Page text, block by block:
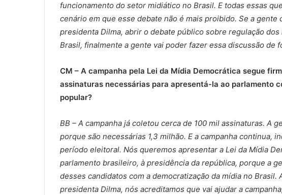
funcionamento do setor midiático no Brasil. E todas essas
cenário em que esse debate não é mais proibido. Se a
presidenta Dilma, abrir o debate público sobre regulação
Brasil, finalmente a gente vai poder fazer essa discussão de
CM – A campanha pela Lei da Mídia Democrática segue
assinaturas necessárias para apresentá-la ao parlamento
popular?
BB – A campanha já coletou cerca de 100 mil assinaturas. A
porque são necessárias 1,3 milhão. E a campanha continua,
período eleitoral. Nós queremos apresentar a Lei da Mídia
parlamento brasileiro, à presidência da república, porque a
desses candidatos com a democratização da mídia no Brasil.
presidenta Dilma, nós acreditamos que vai ajudar a